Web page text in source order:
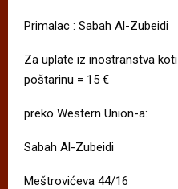
Primalac : Sabah Al-Zubeidi
Za uplate iz inostranstva
poštarinu = 15 €
preko Western Union-a:
Sabah Al-Zubeidi
Meštrovićeva 44/16